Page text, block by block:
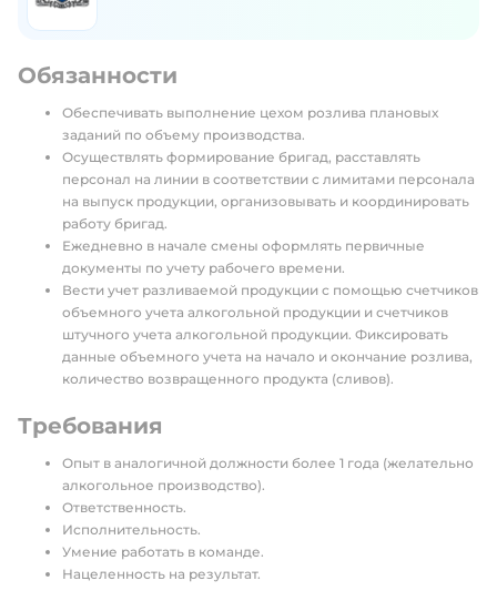
Обязанности
Обеспечивать выполнение цехом розлива плановых
заданий по объему производства.
Осуществлять формирование бригад, расставлять
персонал на линии в соответствии с лимитами персонала
на выпуск продукции, организовывать и координировать
работу бригад.
Ежедневно в начале смены оформлять первичные
документы по учету рабочего времени.
Вести учет разливаемой продукции с помощью счетчиков
объемного учета алкогольной продукции и счетчиков
штучного учета алкогольной продукции. Фиксировать
данные объемного учета на начало и окончание розлива,
количество возвращенного продукта (сливов).
Требования
Опыт в аналогичной должности более 1 года (желательно
алкогольное производство).
Ответственность.
Исполнительность.
Умение работать в команде.
Нацеленность на результат.